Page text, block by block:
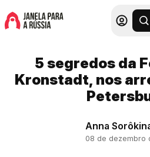
5 segredos da
Kronstadt, nos
Anna
08 de dezembro